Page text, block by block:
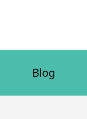
Blog